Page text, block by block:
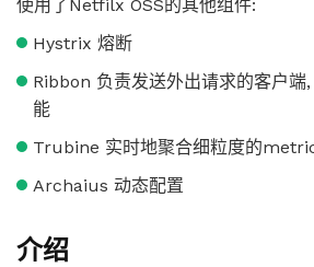
使用了Netfilx OSS的其他组件:
Hystrix 熔断
Ribbon 负责发送外出请求的客户端
能
Trubine 实时地聚合细粒度的
Archaius 动态配置
介绍